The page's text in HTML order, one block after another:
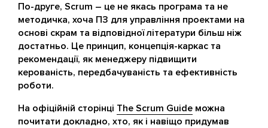
По-друге, Scrum – це не якась програма та не
методичка, хоча ПЗ для управління проектами на
основі скрам та відповідної літератури більш ніж
достатньо. Це принцип, концепція-каркас та
рекомендації, як менеджеру підвищити
керованість, передбачуваність та ефективність
роботи.
На офіційній сторінці The Scrum Guide можна
почитати докладно, хто, як і навіщо придумав